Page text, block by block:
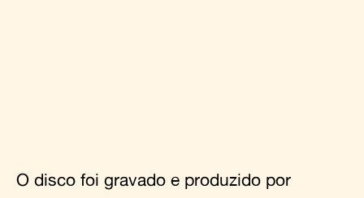
O disco foi gravado e produzido por